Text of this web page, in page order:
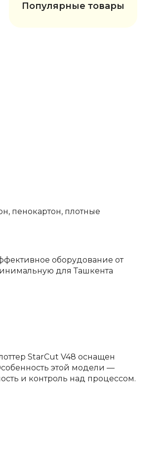
Популярные товары
пенокартон, плотные
оборудование от
для Ташкента
StarCut V48 оснащен
этой модели —
и контроль над процессом.